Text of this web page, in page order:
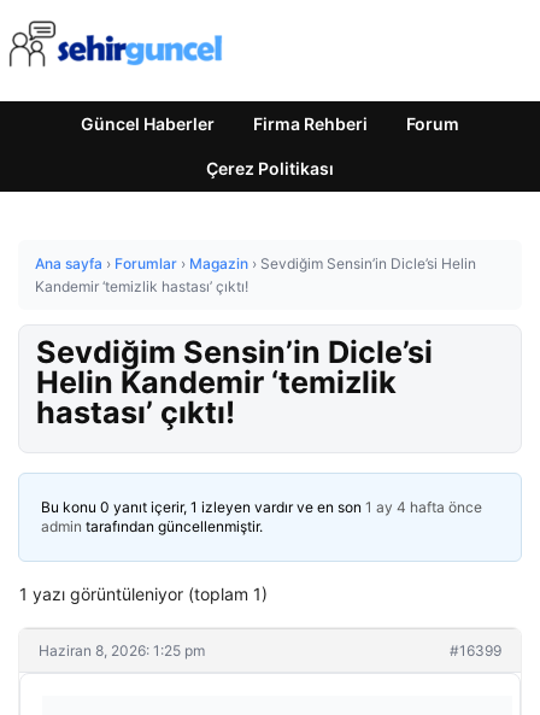
Güncel Haberler Firma Rehberi Forum
Çerez Politikası
Ana sayfa › Forumlar › Magazin › Sevdiğim Sensin’in Dicle’si Helin
Kandemir ‘temizlik hastası’ çıktı!
Sevdiğim Sensin’in Dicle’si
Helin Kandemir ‘temizlik
hastası’ çıktı!
Bu konu 0 yanıt içerir, 1 izleyen vardır ve en son 1 ay 4 hafta önce
admin tarafından güncellenmiştir.
1 yazı görüntüleniyor (toplam 1)
Haziran 8, 2026: 1:25 pm #16399